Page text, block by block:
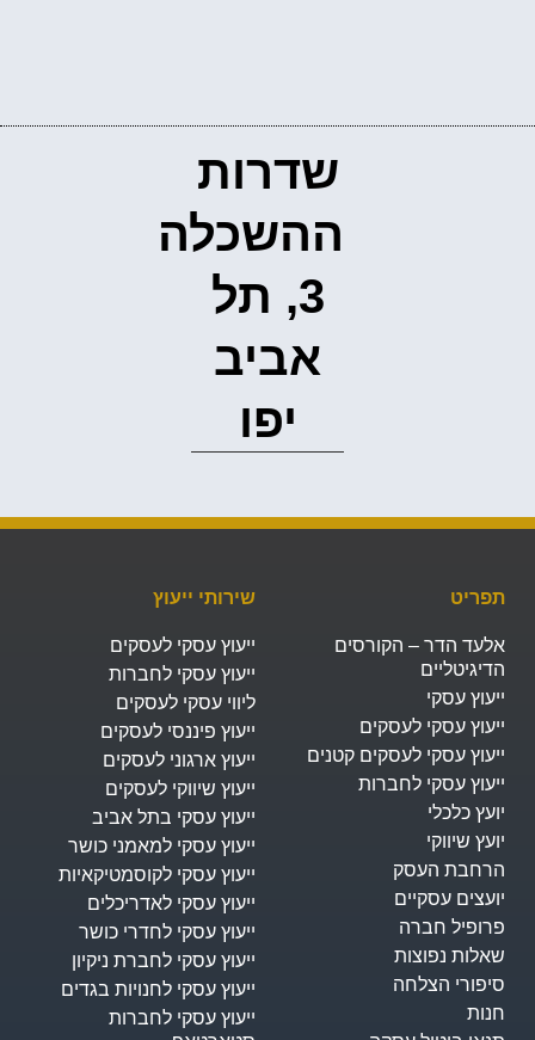
שדרות
ההשכלה
3, תל
אביב
יפו‭
תפריט
אלעד הדר – הקורסים
הדיגיטליים
ייעוץ עסקי
ייעוץ עסקי לעסקים
ייעוץ עסקי לעסקים קטנים
ייעוץ עסקי לחברות
יועץ כלכלי
יועץ שיווקי
הרחבת העסק​
יועצים עסקיים
פרופיל חברה
שאלות נפוצות
סיפורי הצלחה
חנות
שירותי ייעוץ
ייעוץ עסקי לעסקים
ייעוץ עסקי לחברות
ליווי עסקי לעסקים
ייעוץ פיננסי לעסקים
ייעוץ ארגוני לעסקים
ייעוץ שיווקי לעסקים
ייעוץ עסקי בתל אביב
ייעוץ עסקי למאמני כושר
ייעוץ עסקי לקוסמטיקאיות
ייעוץ עסקי לאדריכלים
ייעוץ עסקי לחדרי כושר
ייעוץ עסקי לחברת ניקיון
ייעוץ עסקי לחנויות בגדים
ייעוץ עסקי לחברות